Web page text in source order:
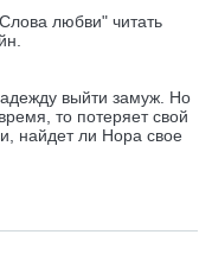
любви" читать
выйти замуж. Но
то потеряет свой
найдет ли Нора свое